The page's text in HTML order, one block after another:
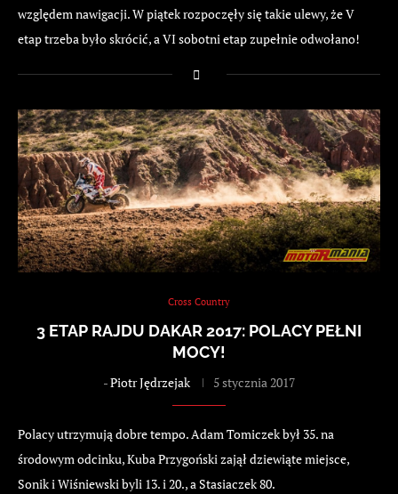
względem nawigacji. W piątek rozpoczęły się takie ulewy, że V
etap trzeba było skrócić, a VI sobotni etap zupełnie odwołano!
Cross Country
3 ETAP RAJDU DAKAR 2017: POLACY PEŁNI
MOCY!
-Piotr Jędrzejak 5 stycznia 2017
Polacy utrzymują dobre tempo. Adam Tomiczek był 35. na
środowym odcinku, Kuba Przygoński zajął dziewiąte miejsce,
Sonik i Wiśniewski byli 13. i 20., a Stasiaczek 80.